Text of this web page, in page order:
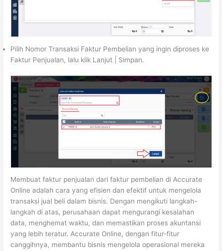
Pilih Nomor Transaksi Faktur Pembelian yang ingin diproses ke
Faktur Penjualan, lalu klik Lanjut | Simpan.
Membuat faktur penjualan dari faktur pembelian di Accurate
Online adalah cara yang efisien dan efektif untuk mengelola
transaksi jual beli dalam bisnis. Dengan mengikuti langkah-
langkah di atas, perusahaan dapat mengurangi kesalahan
data, menghemat waktu, dan memastikan proses akuntansi
yang lebih teratur. Accurate Online, dengan fitur-fitur
canggihnya, membantu bisnis mengelola operasional mereka